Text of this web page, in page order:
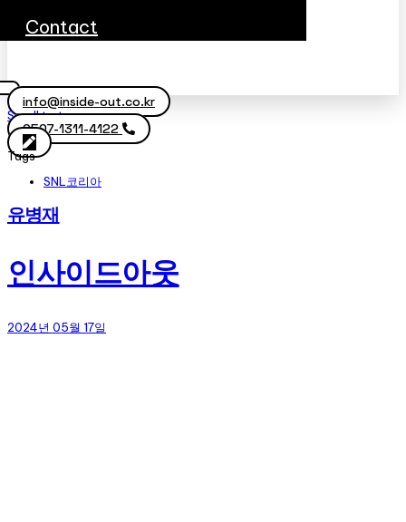
Contact
info@inside-out.co.kr
Scroll to top
0507-1311-4122
Tags
SNL코리아
유병재
인사이드아웃
2024년 05월 17일